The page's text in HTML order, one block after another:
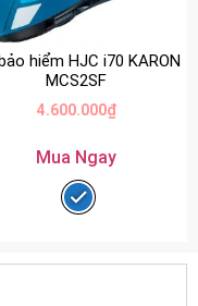
hiểm HJC i70 KARON
MCS2SF
4.600.000₫
Mua Ngay